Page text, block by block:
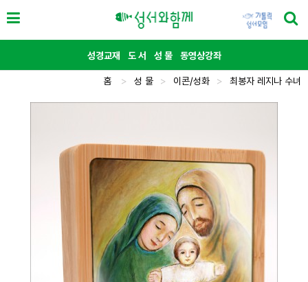
성경교재 도 서 성 물 동영상강좌
홈 > 성 물 > 이콘/성화 > 최봉자 레지나 수녀